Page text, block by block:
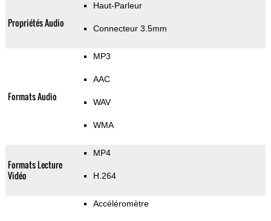
Propriétés Audio
Haut-Parleur
Connecteur 3.5mm
Formats Audio
MP3
AAC
WAV
WMA
Formats Lecture
Vidéo
MP4
H.264
Accéléromètre